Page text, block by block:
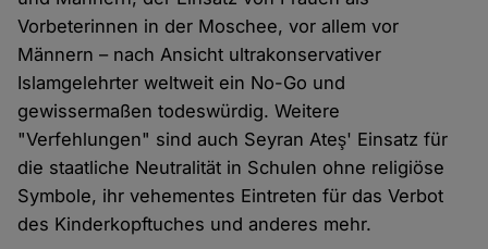
Vorbeterinnen in der Moschee, vor allem vor
Männern – nach Ansicht ultrakonservativer
Islamgelehrter weltweit ein No-Go und
gewissermaßen todeswürdig. Weitere
"Verfehlungen" sind auch Seyran Ateş' Einsatz für
die staatliche Neutralität in Schulen ohne religiöse
Symbole, ihr vehementes Eintreten für das Verbot
des Kinderkopftuches und anderes mehr.